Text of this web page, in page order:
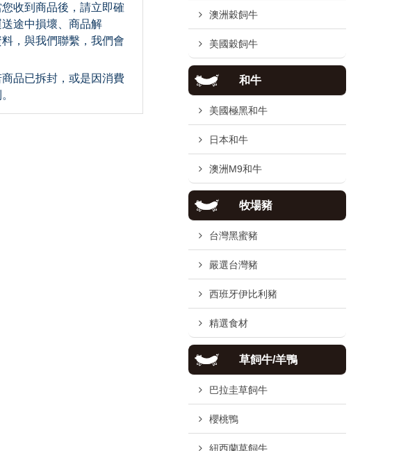
收到商品後，請立即確
途中損壞、商品解
，與我們聯繫，我們會
品已拆封，或是因消費
澳洲穀飼牛
美國穀飼牛
和牛
美國極黑和牛
日本和牛
澳洲M9和牛
牧場豬
台灣黑蜜豬
嚴選台灣豬
西班牙伊比利豬
精選食材
草飼牛/羊鴨
巴拉圭草飼牛
櫻桃鴨
紐西蘭草飼牛